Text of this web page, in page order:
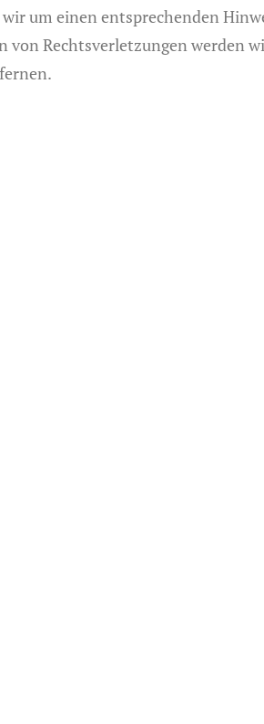
um einen entsprechenden
von Rechtsverletzungen werden